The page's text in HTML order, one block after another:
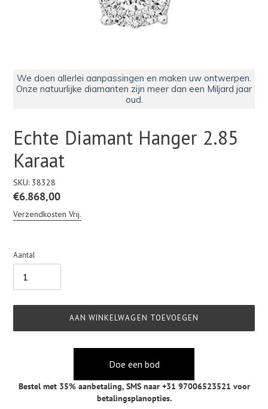
We doen allerlei aanpassingen en maken uw ontwerpen.
Onze natuurlijke diamanten zijn meer dan een Miljard jaar
oud.
Echte Diamant Hanger 2.85
Karaat
SKU: 38328
Normale
prijs
€6.868,00
Verzendkosten Vrij.
Aantal
AAN WINKELWAGEN TOEVOEGEN
Doe een bod
Bestel met 35% aanbetaling, SMS naar +31 97006523521 voor
betalingsplanopties.